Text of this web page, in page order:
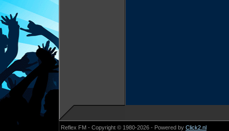
Reflex FM - Copyright © 1980-2026 - Powered by Click2.nl